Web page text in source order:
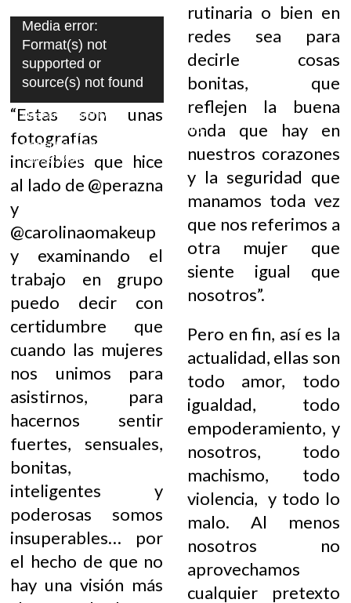
Reproductor
de
vídeo
Media error:
Format(s) not
supported or
source(s) not found
Descargar archivo:
https://llevasbragasprincesa.com/wp-
content/uploads/Ana-
Sof%C3%ADa-
Henao.mp4?_=1
“Estas son unas
fotografías
increíbles que hice
al lado de @perazna
y
@carolinaomakeup
y examinando el
trabajo en grupo
puedo decir con
certidumbre que
cuando las mujeres
nos unimos para
asistirnos, para
hacernos sentir
fuertes, sensuales,
bonitas,
inteligentes y
poderosas somos
insuperables… por
el hecho de que no
hay una visión más
rutinaria o bien en
redes sea para
decirle cosas
bonitas, que
reflejen la buena
onda que hay en
nuestros corazones
y la seguridad que
manamos toda vez
que nos referimos a
otra mujer que
siente igual que
nosotros”.
Pero en fin, así es la
actualidad, ellas son
todo amor, todo
igualdad, todo
empoderamiento, y
nosotros, todo
machismo, todo
violencia, y todo lo
malo. Al menos
nosotros no
aprovechamos
cualquier pretexto